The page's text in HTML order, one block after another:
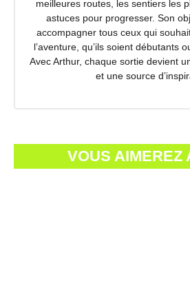
meilleures routes, les sentiers les
astuces pour progresser. Son
accompagner tous ceux qui
l’aventure, qu’ils soient débutants
Avec Arthur, chaque sortie devient
et une source
VOUS AIMEREZ